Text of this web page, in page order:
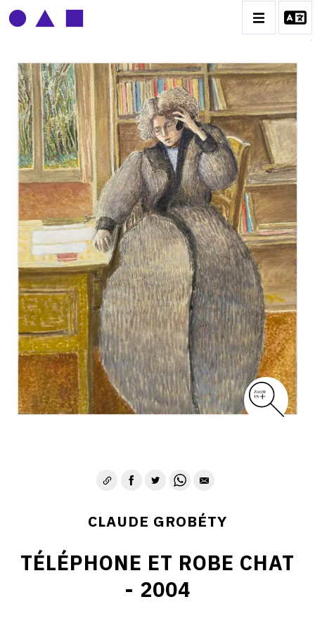
CLAUDE GROBÉTY
BIOGRAPHIE
CATALOGUE DES OEUVRES
CONTACT
CLAUDE GROBÉTY
TÉLÉPHONE ET ROBE CHAT
- 2004